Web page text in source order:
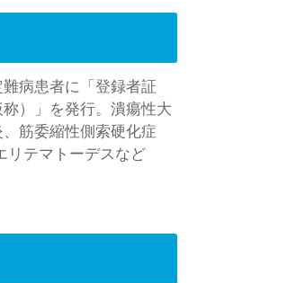
病患者に「登録者証
称）」を発行。潰瘍性大
、筋委縮性側索硬化症
リテマトーデスなど